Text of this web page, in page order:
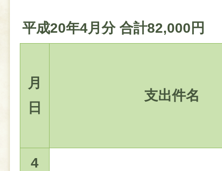
平成20年4月分 合計82,000円
月
日
支出件名
4